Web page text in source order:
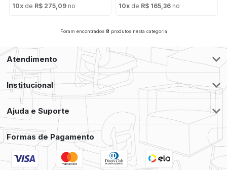
10x de R$ 275,09 no
10x de R$ 165,36 no
Foram encontrados 8 produtos nesta categoria
Atendimento
Institucional
Ajuda e Suporte
Formas de Pagamento